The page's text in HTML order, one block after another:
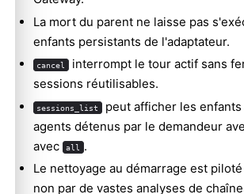
La mort du parent ne laisse pas
enfants persistants de l'adaptateur.
cancel
interrompt le tour actif sans
sessions réutilisables.
sessions_list
peut afficher les enfants
agents détenus par le demandeur
avec
all
.
Le nettoyage au démarrage est
non par de vastes analyses de
Molty